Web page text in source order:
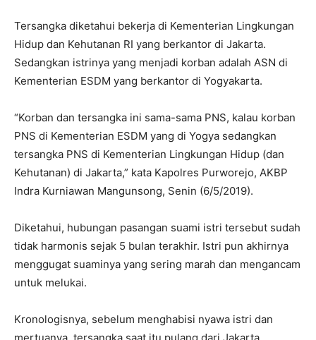
Tersangka diketahui bekerja di Kementerian Lingkungan
Hidup dan Kehutanan RI yang berkantor di Jakarta.
Sedangkan istrinya yang menjadi korban adalah ASN di
Kementerian ESDM yang berkantor di Yogyakarta.
“Korban dan tersangka ini sama-sama PNS, kalau korban
PNS di Kementerian ESDM yang di Yogya sedangkan
tersangka PNS di Kementerian Lingkungan Hidup (dan
Kehutanan) di Jakarta,” kata Kapolres Purworejo, AKBP
Indra Kurniawan Mangunsong, Senin (6/5/2019).
Diketahui, hubungan pasangan suami istri tersebut sudah
tidak harmonis sejak 5 bulan terakhir. Istri pun akhirnya
menggugat suaminya yang sering marah dan mengancam
untuk melukai.
Kronologisnya, sebelum menghabisi nyawa istri dan